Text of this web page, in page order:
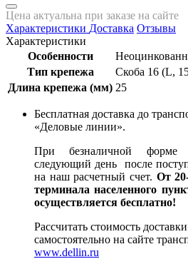
Цена актуальна при заказе на сайте
Характеристики Доставка Отзывы
Характеристики
Особенности
Тип крепежа
Скоба 16 (L,
Длина крепежа (мм) 25
Бесплатная доставка до
«Деловые линии».
При безналичной форме
следующий день после
на наш расчетный счет. От
терминала населенного
осуществляется бесплатно!
Рассчитать стоимость
самостоятельно на сайте
www.dellin.ru